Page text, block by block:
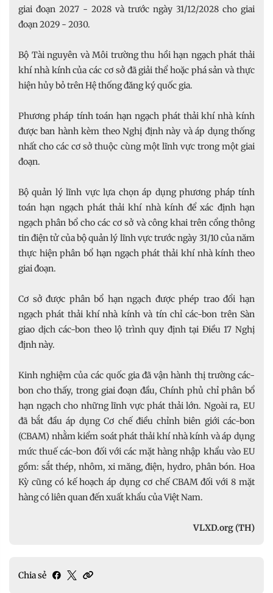
giai đoạn 2027 - 2028 và trước ngày 31/12/2028 cho giai
đoạn 2029 - 2030.
Bộ Tài nguyên và Môi trường thu hồi hạn ngạch phát thải
khí nhà kính của các cơ sở đã giải thể hoặc phá sản và thực
hiện hủy bỏ trên Hệ thống đăng ký quốc gia.
Phương pháp tính toán hạn ngạch phát thải khí nhà kính
được ban hành kèm theo Nghị định này và áp dụng thống
nhất cho các cơ sở thuộc cùng một lĩnh vực trong một giai
đoạn.
Bộ quản lý lĩnh vực lựa chọn áp dụng phương pháp tính
toán hạn ngạch phát thải khí nhà kính để xác định hạn
ngạch phân bổ cho các cơ sở và công khai trên cổng thông
tin điện tử của bộ quản lý lĩnh vực trước ngày 31/10 của năm
thực hiện phân bổ hạn ngạch phát thải khí nhà kính theo
giai đoạn.
Cơ sở được phân bổ hạn ngạch được phép trao đổi hạn
ngạch phát thải khí nhà kính và tín chỉ các-bon trên Sàn
giao dịch các-bon theo lộ trình quy định tại Điều 17 Nghị
định này.
Kinh nghiệm của các quốc gia đã vận hành thị trường các-
bon cho thấy, trong giai đoạn đầu, Chính phủ chỉ phân bổ
hạn ngạch cho những lĩnh vực phát thải lớn. Ngoài ra, EU
đã bắt đầu áp dụng Cơ chế điều chỉnh biên giới các-bon
(CBAM) nhằm kiểm soát phát thải khí nhà kính và áp dụng
mức thuế các-bon đối với các mặt hàng nhập khẩu vào EU
gồm: sắt thép, nhôm, xi măng, điện, hydro, phân bón. Hoa
Kỳ cũng có kế hoạch áp dụng cơ chế CBAM đối với 8 mặt
hàng có liên quan đến xuất khẩu của Việt Nam.
VLXD.org (TH)
Chia sẻ